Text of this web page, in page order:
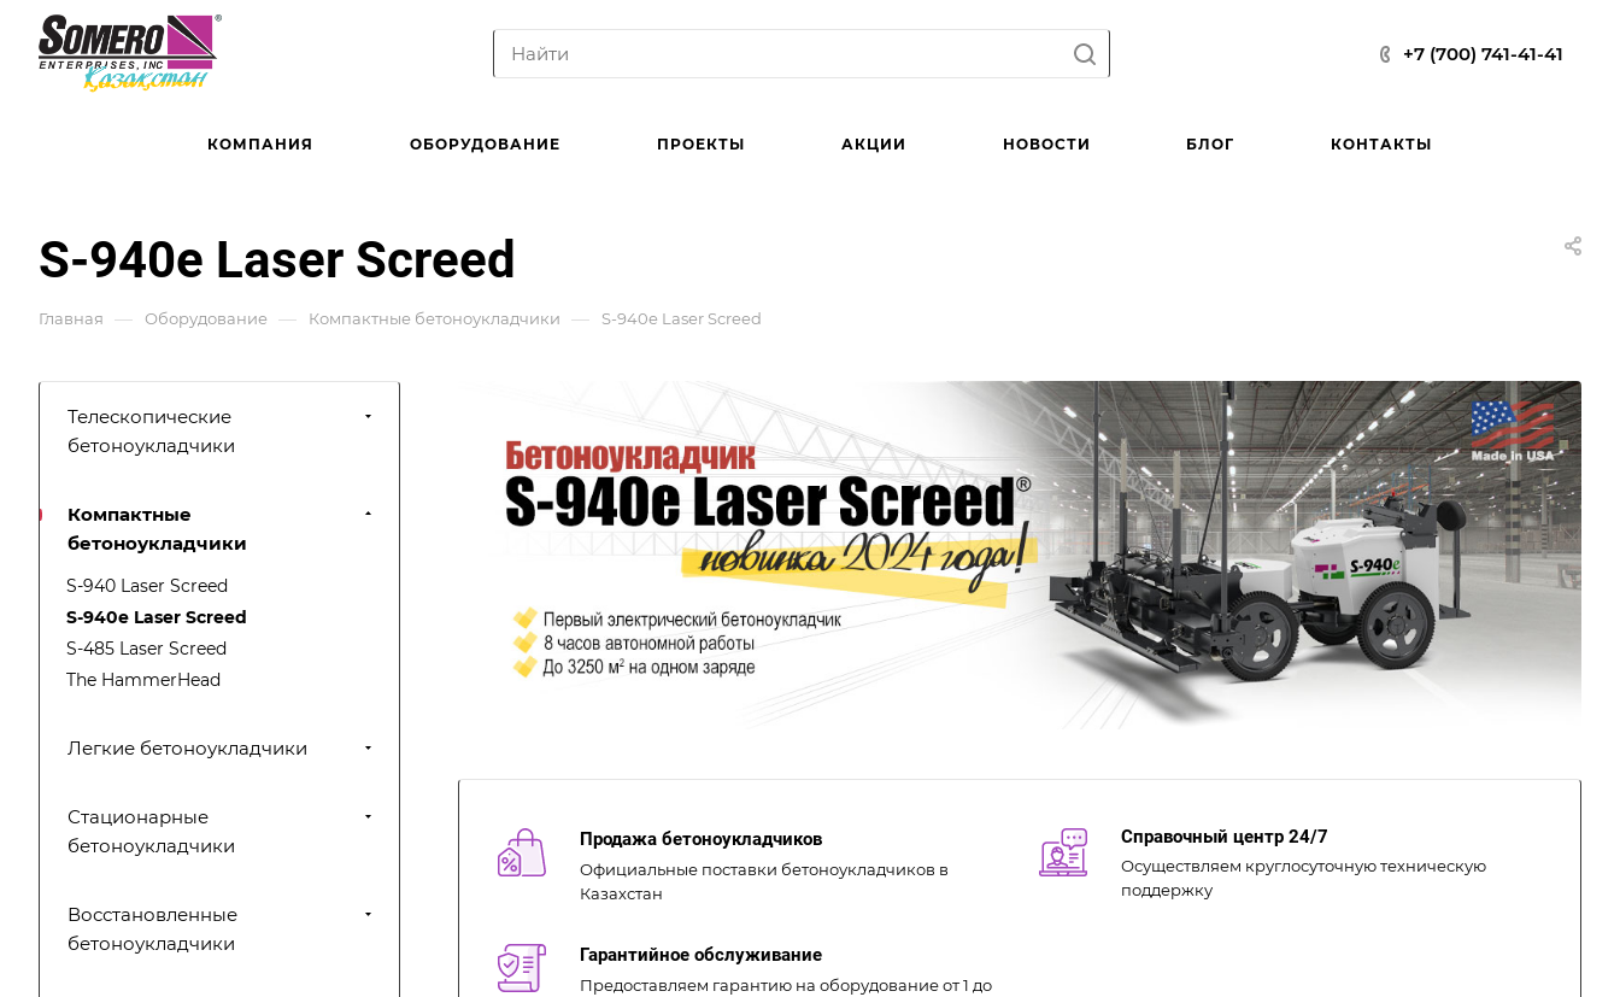
+7 (700) 741-41-41
КОМПАНИЯ ОБОРУДОВАНИЕ ПРОЕКТЫ АКЦИИ НОВОСТИ БЛОГ КОНТАКТЫ
S-940e Laser Screed
Главная — Оборудование — Компактные бетоноукладчики — S-940e Laser Screed
Продажа бетоноукладчиков
Официальные поставки бетоноукладчиков в
Казахстан
Справочный центр 24/7
Осуществляем круглосуточную техническую
поддержку
Гарантийное обслуживание
Предоставляем гарантию на оборудование от 1 до
Телескопические
бетоноукладчики
Компактные
бетоноукладчики
S-940 Laser Screed
S-940e Laser Screed
S-485 Laser Screed
The HammerHead
Легкие бетоноукладчики
Стационарные
бетоноукладчики
Восстановленные
бетоноукладчики